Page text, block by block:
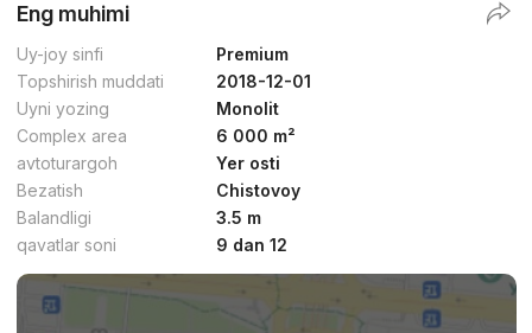
Eng muhimi
Uy-joy sinfi
Premium
Topshirish muddati
2018-12-01
Uyni yozing
Monolit
Complex area
6 000 m²
avtoturargoh
Yer osti
Bezatish
Chistovoy
Balandligi
3.5 m
qavatlar soni
9 dan 12